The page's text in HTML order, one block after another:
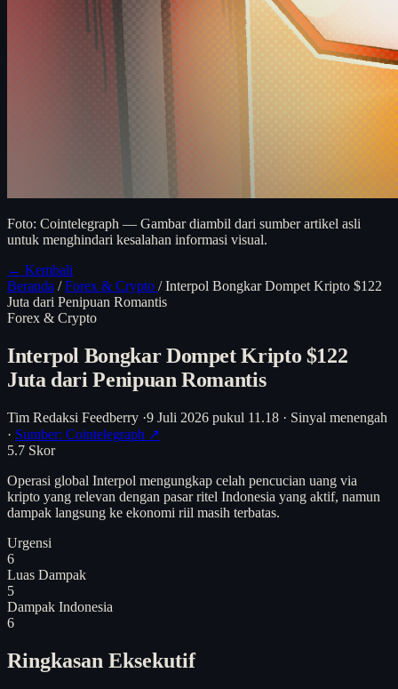
Foto: Cointelegraph — Gambar diambil dari sumber artikel asli
untuk menghindari kesalahan informasi visual.
← Kembali
Beranda / Forex & Crypto / Interpol Bongkar Dompet Kripto $122
Juta dari Penipuan Romantis
Forex & Crypto
Interpol Bongkar Dompet Kripto $122
Juta dari Penipuan Romantis
Tim Redaksi Feedberry ·9 Juli 2026 pukul 11.18 · Sinyal menengah
· Sumber: Cointelegraph ↗
5.7 Skor
Operasi global Interpol mengungkap celah pencucian uang via
kripto yang relevan dengan pasar ritel Indonesia yang aktif, namun
dampak langsung ke ekonomi riil masih terbatas.
Urgensi
6
Luas Dampak
5
Dampak Indonesia
6
Ringkasan Eksekutif